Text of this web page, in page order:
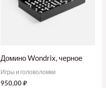
Домино Wondrix, черное
Игры и головоломки
950,00₽